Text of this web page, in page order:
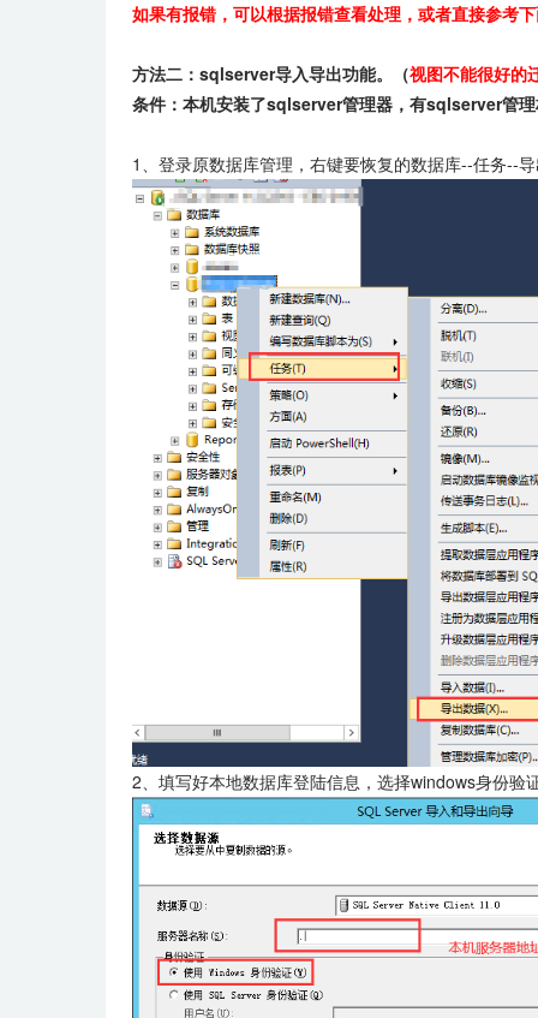
如果有报错，可以根据报错查看处理，或者直接参考
方法二：sqlserver导入导出功能。（视图不能很好的
条件：本机安装了sqlserver管理器，有sqlserver管
1、登录原数据库管理，右键要恢复的数据库--任务--
2、填写好本地数据库登陆信息，选择windows身份